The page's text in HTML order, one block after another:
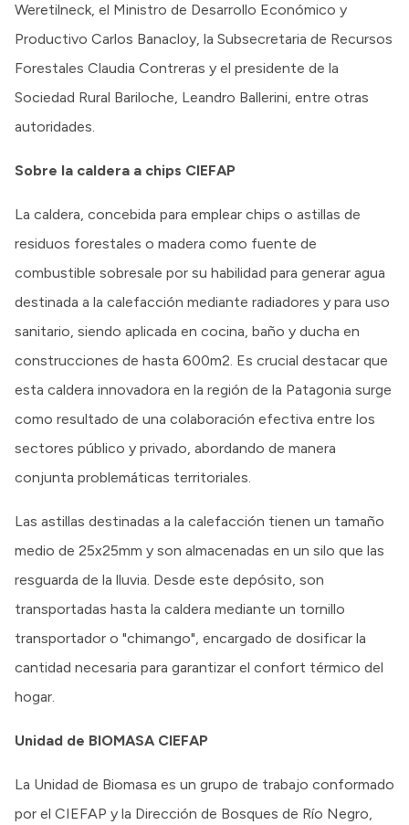
Weretilneck, el Ministro de Desarrollo Económico y
Productivo Carlos Banacloy, la Subsecretaria de Recursos
Forestales Claudia Contreras y el presidente de la
Sociedad Rural Bariloche, Leandro Ballerini, entre otras
autoridades.
Sobre la caldera a chips CIEFAP
La caldera, concebida para emplear chips o astillas de
residuos forestales o madera como fuente de
combustible sobresale por su habilidad para generar agua
destinada a la calefacción mediante radiadores y para uso
sanitario, siendo aplicada en cocina, baño y ducha en
construcciones de hasta 600m2. Es crucial destacar que
esta caldera innovadora en la región de la Patagonia surge
como resultado de una colaboración efectiva entre los
sectores público y privado, abordando de manera
conjunta problemáticas territoriales.
Las astillas destinadas a la calefacción tienen un tamaño
medio de 25x25mm y son almacenadas en un silo que las
resguarda de la lluvia. Desde este depósito, son
transportadas hasta la caldera mediante un tornillo
transportador o "chimango", encargado de dosificar la
cantidad necesaria para garantizar el confort térmico del
hogar.
Unidad de BIOMASA CIEFAP
La Unidad de Biomasa es un grupo de trabajo conformado
por el CIEFAP y la Dirección de Bosques de Río Negro,